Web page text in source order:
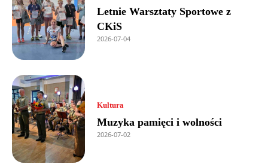
Letnie Warsztaty Sportowe z
CKiS
2026-07-04
Kultura
Muzyka pamięci i wolności
2026-07-02